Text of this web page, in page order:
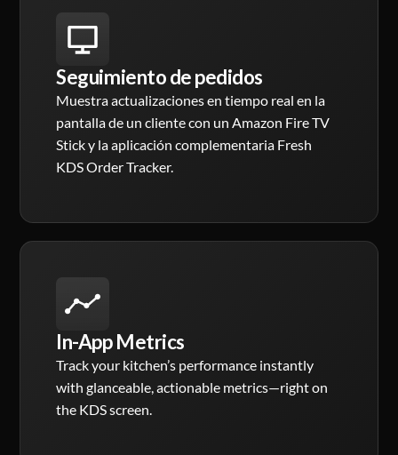
Seguimiento de pedidos
Muestra actualizaciones en tiempo real en la
pantalla de un cliente con un Amazon Fire TV
Stick y la aplicación complementaria Fresh
KDS Order Tracker.
In-App Metrics
Track your kitchen’s performance instantly
with glanceable, actionable metrics—right on
the KDS screen.